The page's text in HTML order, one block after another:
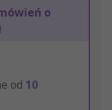
o
od 10